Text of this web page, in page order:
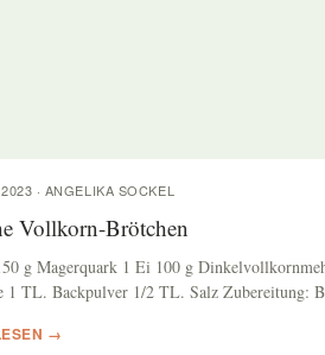
· ANGELIKA SOCKEL
Vollkorn-Brötchen
g Magerquark 1 Ei 100 g
1 TL. Backpulver 1/2 TL. Salz Zubereitung:
→